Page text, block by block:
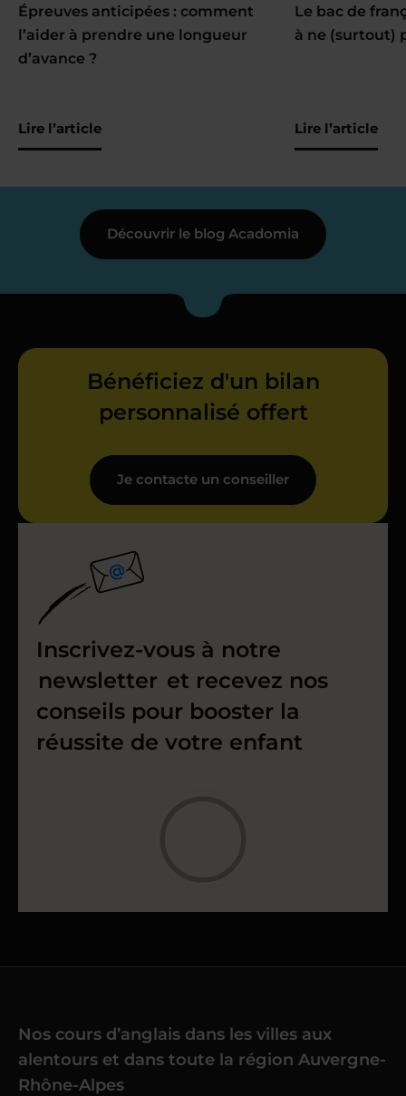
Épreuves anticipées : comment
l’aider à prendre une longueur
d’avance ?
Lire l’article
Le bac de
à ne (surtout)
Lire l’article
Découvrir le blog Acadomia
Bénéficiez d'un bilan
personnalisé offert
Je contacte un conseiller
Inscrivez-vous à notre
newsletter et recevez nos
conseils pour booster la
réussite de votre enfant
Nos cours d’anglais dans les villes aux
alentours et dans toute la région Auvergne-
Rhône-Alpes